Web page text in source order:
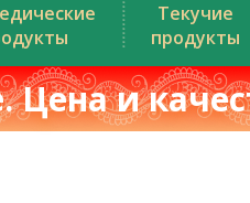
Текучие
продукты
Цена и